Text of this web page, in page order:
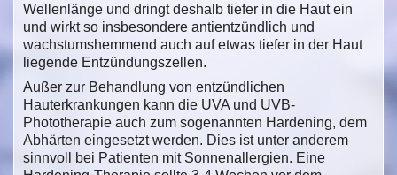
Wellenlänge und dringt deshalb tiefer in die Haut ein
und wirkt so insbesondere antientzündlich und
wachstumshemmend auch auf etwas tiefer in der Haut
liegende Entzündungszellen.
Außer zur Behandlung von entzündlichen
Hauterkrankungen kann die UVA und UVB-
Phototherapie auch zum sogenannten Hardening, dem
Abhärten eingesetzt werden. Dies ist unter anderem
sinnvoll bei Patienten mit Sonnenallergien. Eine